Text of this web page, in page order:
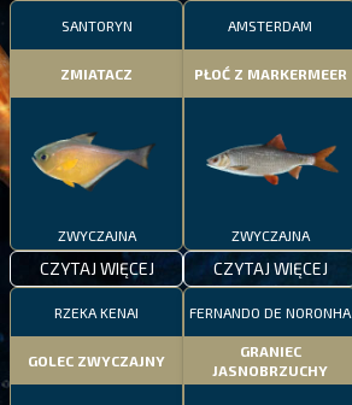
SANTORYN
ZMIATACZ
ZWYCZAJNA
CZYTAJ WIĘCEJ
AMSTERDAM
PŁOĆ Z MARKERMEER
ZWYCZAJNA
CZYTAJ WIĘCEJ
RZEKA KENAI
GOLEC ZWYCZAJNY
FERNANDO DE NORONHA
GRANIEC
JASNOBRZUCHY